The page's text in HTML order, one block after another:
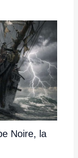
Noire, la